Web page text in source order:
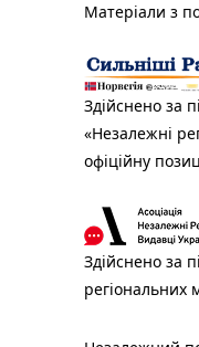
Матеріали з
Здійснено за
«Незалежні
офіційну
Здійснено за
регіональних